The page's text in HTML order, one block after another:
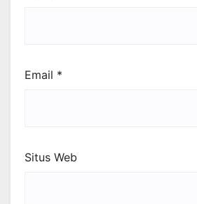
Email *
Situs Web